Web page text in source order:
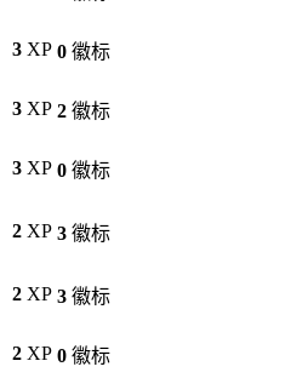
3 XP 0 徽标
3 XP 2 徽标
3 XP 0 徽标
2 XP 3 徽标
2 XP 3 徽标
2 XP 0 徽标